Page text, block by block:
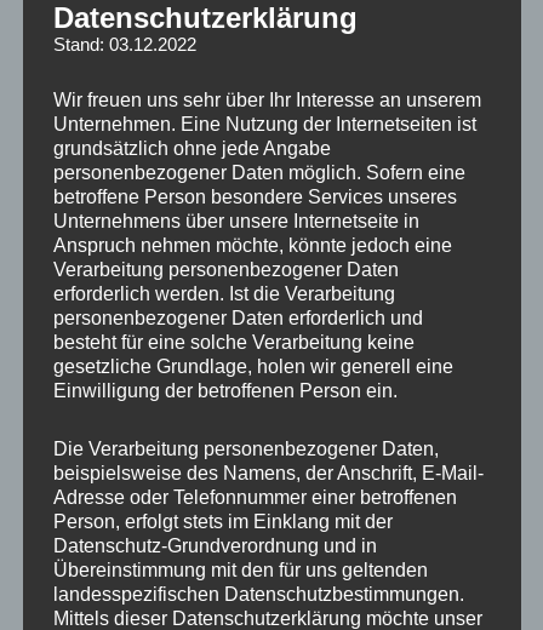
Hersteller
Design JR11
Durchmesser 19
Breite 8.5
Lochkreis 5×114.3, 5×120
Lochzahl 5
PCD 114.3 mm, 120 mm
Homologation ohne TÜV-Gutachten
Nabenbohrung 74.1
Traglast 735
Farb-
Beschreibung
Hyper Gray
Datenschutzerklärung
Stand: 03.12.2022
Wir freuen uns sehr über Ihr Interesse an unserem
Unternehmen. Eine Nutzung der Internetseiten ist
grundsätzlich ohne jede Angabe
personenbezogener Daten möglich. Sofern eine
betroffene Person besondere Services unseres
Unternehmens über unsere Internetseite in
Anspruch nehmen möchte, könnte jedoch eine
Verarbeitung personenbezogener Daten
erforderlich werden. Ist die Verarbeitung
personenbezogener Daten erforderlich und
besteht für eine solche Verarbeitung keine
gesetzliche Grundlage, holen wir generell eine
Einwilligung der betroffenen Person ein.
Die Verarbeitung personenbezogener Daten,
beispielsweise des Namens, der Anschrift, E-Mail-
Adresse oder Telefonnummer einer betroffenen
Person, erfolgt stets im Einklang mit der
Datenschutz-Grundverordnung und in
Übereinstimmung mit den für uns geltenden
landesspezifischen Datenschutzbestimmungen.
Mittels dieser Datenschutzerklärung möchte unser